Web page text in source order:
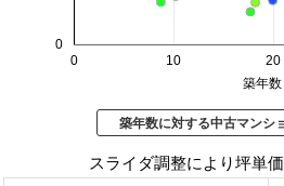
0 10 20
0
築年
築年数に対する中古マンシ
スライダ調整により坪単